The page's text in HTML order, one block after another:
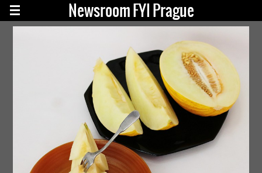
Newsroom FYI Prague